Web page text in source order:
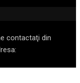
contactaţi din